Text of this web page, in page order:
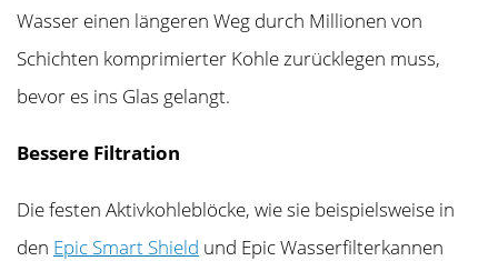
Wasser einen längeren Weg durch Millionen von
Schichten komprimierter Kohle zurücklegen muss,
bevor es ins Glas gelangt.
Bessere Filtration
Die festen Aktivkohleblöcke, wie sie beispielsweise in
den Epic Smart Shield und Epic Wasserfilterkannen